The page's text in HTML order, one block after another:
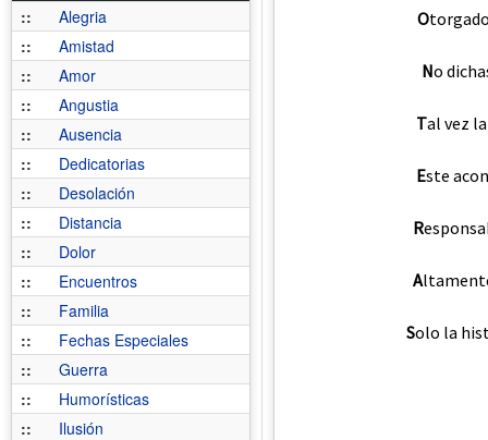
::
Alegria
::
Amistad
::
Amor
::
Angustia
::
Ausencia
::
Dedicatorias
::
Desolación
::
Distancia
::
Dolor
::
Encuentros
::
Familia
::
Fechas Especiales
::
Guerra
::
Humorísticas
::
Ilusión
O
No
Tal vez
Este
R
A
Solo la